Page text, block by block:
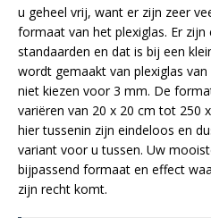
u geheel vrij, want er zijn zeer
formaat van het plexiglas. Er
standaarden en dat is bij een
wordt gemaakt van plexiglas
niet kiezen voor 3 mm. De
variëren van 20 x 20 cm tot 250
hier tussenin zijn eindeloos en
variant voor u tussen. Uw
bijpassend formaat en effect
zijn recht komt.